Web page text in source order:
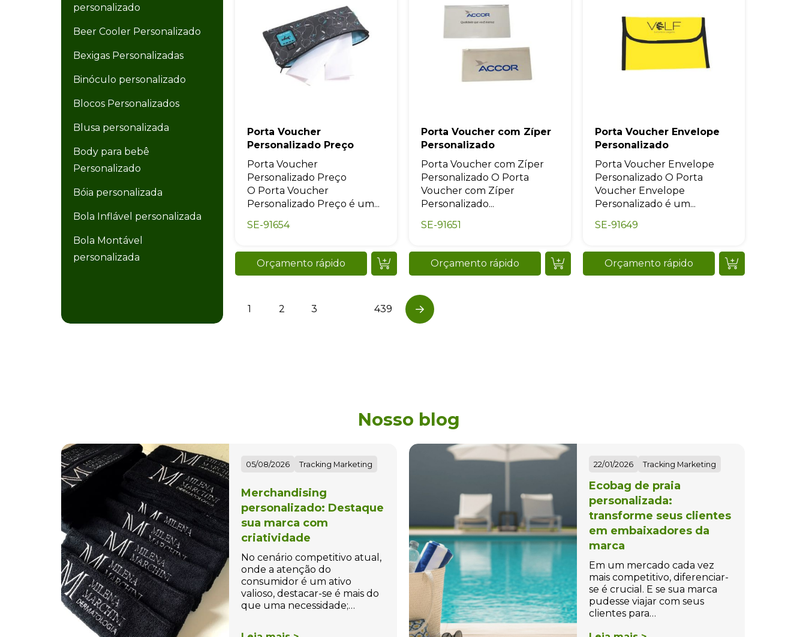
personalizado
Beer Cooler Personalizado
Bexigas Personalizadas
Binóculo personalizado
Blocos Personalizados
Blusa personalizada
Body para bebê
Personalizado
Bóia personalizada
Bola Inflável personalizada
Bola Montável
personalizada
Personalizada
Personalizada
Bolinha para Pet
Personalizada
Bolinhas Anti-Stress
Personalizada
Bolsa Térmica Personalizada
Bolsas Personalizadas
Bolsas, Mochilas e Pastas
Bonés Personalizados
Porta Voucher
Personalizado Preço
Porta Voucher
Personalizado Preço
O Porta Voucher
Personalizado Preço é um...
SE-91654
Orçamento rápido
Porta Voucher com Zíper
Personalizado
Porta Voucher com Zíper
Personalizado O Porta
Voucher com Zíper
Personalizado...
SE-91651
Orçamento rápido
Porta Voucher Envelope
Personalizado
Porta Voucher Envelope
Personalizado O Porta
Voucher Envelope
Personalizado é um...
SE-91649
Orçamento rápido
1 2 3 439 Next
Nosso blog
05/08/2026 Tracking Marketing
Merchandising
personalizado: Destaque
sua marca com
criatividade
No cenário competitivo atual,
onde a atenção do
consumidor é um ativo
valioso, destacar-se é mais do
que uma necessidade;…
22/01/2026 Tracking Marketing
Ecobag de praia
personalizada:
transforme seus clientes
em embaixadores da
marca
Em um mercado cada vez
mais competitivo, diferenciar-
se é crucial. E se sua marca
pudesse viajar com seus
clientes para…